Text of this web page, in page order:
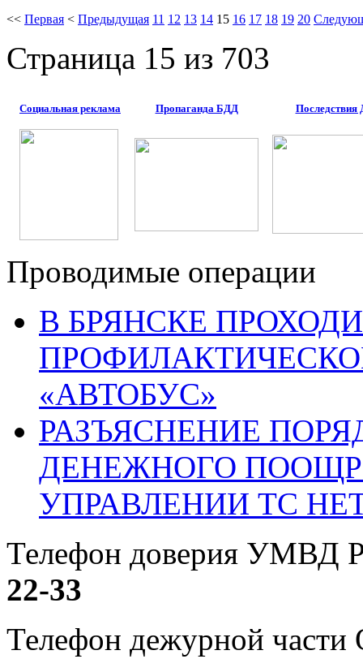
<< Первая < Предыдущая 11 12 13 14 15 16 17 18 19 20
Страница 15 из 703
Социальная реклама Пропаганда БДД
Проводимые операции
В БРЯНСКЕ
«АВТОБУС»
РАЗЪЯСНЕНИЕ
ДЕНЕЖНОГО
УПРАВЛЕНИИ ТС
Телефон доверия УМВД
22-33
Телефон дежурной